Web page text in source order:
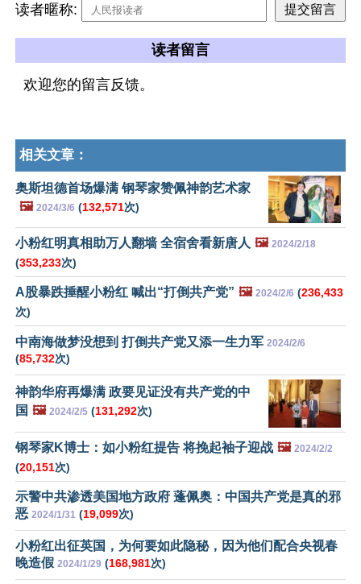
读者暱称:
读者留言
欢迎您的留言反馈。
相关文章：
奥斯坦德首场爆满 钢琴家赞佩神韵艺术家
🖼️ 2024/3/6 (132,571次)
小粉红明真相助万人翻墙 全宿舍看新唐人 🖼️ 2024/2/18
(353,233次)
A股暴跌捶醒小粉红 喊出“打倒共产党” 🖼️ 2024/2/6 (236,433
次)
中南海做梦没想到 打倒共产党又添一生力军 2024/2/6
(85,732次)
神韵华府再爆满 政要见证没有共产党的中
国 🖼️ 2024/2/5 (131,292次)
钢琴家K博士：如小粉红提告 将挽起袖子迎战 🖼️ 2024/2/2
(20,151次)
示警中共渗透美国地方政府 蓬佩奥：中国共产党是真的邪
恶 2024/1/31 (19,099次)
小粉红出征英国，为何要如此隐秘，因为他们配合央视春
晚造假 2024/1/29 (168,981次)